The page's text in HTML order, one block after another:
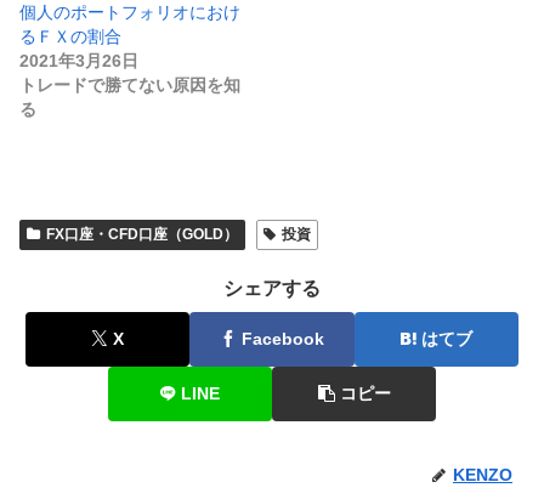
個人のポートフォリオにおけ
るＦＸの割合
2021年3月26日
トレードで勝てない原因を知
る
FX口座・CFD口座（GOLD） 投資
シェアする
X Facebook はてブ
LINE コピー
KENZO